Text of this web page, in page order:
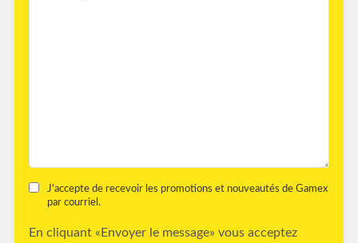
J'accepte de recevoir les promotions et nouveautés de Gamex
par courriel.
En cliquant «Envoyer le message» vous acceptez